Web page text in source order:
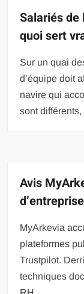
Salariés
quoi sert
Sur un quai
d’équipe doit
navire qui
sont différents,
Avis
MyArkevia
plateformes
Trustpilot.
techniques